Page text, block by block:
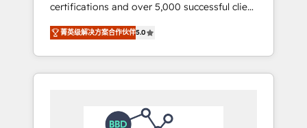
confidence and achieve a unified, data-
driven approach to customer engagement.
certifications and over 5,000 successful client
engagements, Vonazon turns marketing
complexity into measurable, scalable growth.
From onboarding to enterprise-grade
campaigns, our in-house team builds scalable
HubSpot Integration & Optimization •
Seamless CRM, CMS, and automation setup •
菁英级解决方案合作伙伴5.0